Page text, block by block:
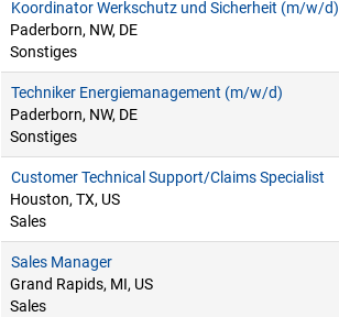
Koordinator Werkschutz und Sicherheit (m/w/d)
Paderborn, NW, DE
Sonstiges
Techniker Energiemanagement (m/w/d)
Paderborn, NW, DE
Sonstiges
Customer Technical Support/Claims Specialist
Houston, TX, US
Sales
Sales Manager
Grand Rapids, MI, US
Sales